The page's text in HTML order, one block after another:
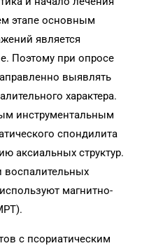
этапе основным
является
Поэтому при опросе
выявлять
характера.
инструментальным
спондилита
аксиальных структур.
воспалительных
магнитно-
с псориатическим